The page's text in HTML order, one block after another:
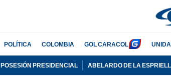
POLÍTICA COLOMBIA GOL CARACOL
POSESIÓN PRESIDENCIAL ABELARDO DE LA